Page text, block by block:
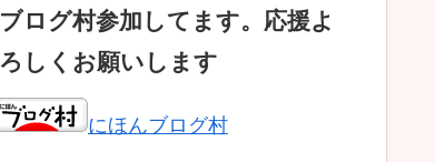
ブログ村参加してます。応援よ
ろしくお願いします
にほんブログ村